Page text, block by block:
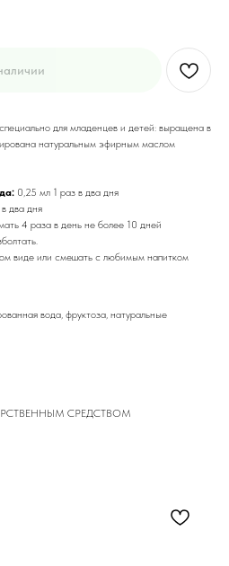
для младенцев и детей: выращена в
натуральным эфирным маслом
0,25 мл 1 раз в два дня
два дня
4 раза в день не более 10 дней
виде или смешать с любимым напитком
вода, фруктоза, натуральные
СРЕДСТВОМ